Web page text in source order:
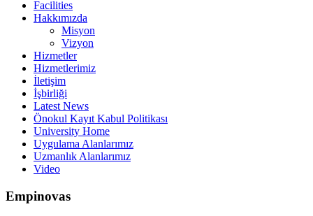
Facilities
Hakkımızda
Misyon
Vizyon
Hizmetler
Hizmetlerimiz
İletişim
İşbirliği
Latest News
Önokul Kayıt Kabul Politikası
University Home
Uygulama Alanlarımız
Uzmanlık Alanlarımız
Video
Empinovas